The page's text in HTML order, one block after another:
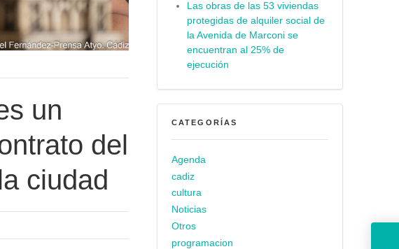
un
del
ciudad
Las obras de las 53 viviendas
protegidas de alquiler social de
la Avenida de Marconi se
encuentran al 25% de
ejecución
CATEGORÍAS
Agenda
cadiz
cultura
Noticias
Otros
programacion